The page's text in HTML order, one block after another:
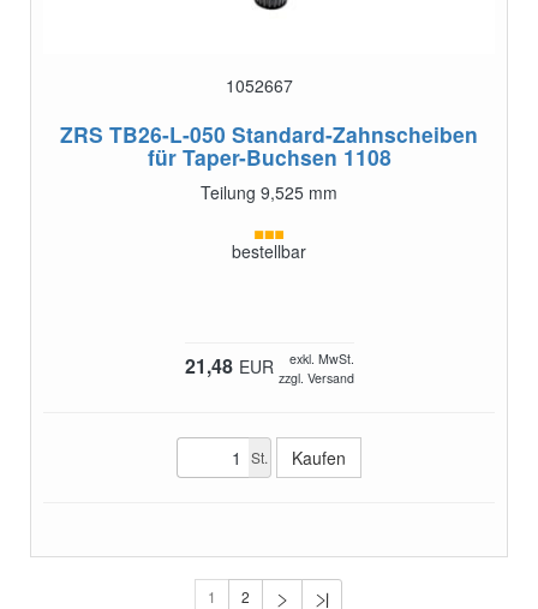
1052667
ZRS TB26-L-050 Standard-Zahnscheiben
für Taper-Buchsen 1108
Teilung 9,525 mm
bestellbar
21,48 EUR
exkl. MwSt.
zzgl. Versand
St.
1 2